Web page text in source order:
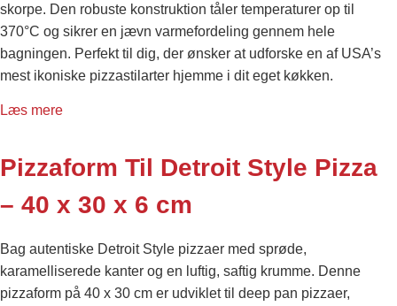
skorpe. Den robuste konstruktion tåler temperaturer op til
370°C og sikrer en jævn varmefordeling gennem hele
bagningen. Perfekt til dig, der ønsker at udforske en af USA’s
mest ikoniske pizzastilarter hjemme i dit eget køkken.
Læs mere
Pizzaform Til Detroit Style Pizza
– 40 x 30 x 6 cm
Bag autentiske Detroit Style pizzaer med sprøde,
karamelliserede kanter og en luftig, saftig krumme. Denne
pizzaform på 40 x 30 cm er udviklet til deep pan pizzaer,